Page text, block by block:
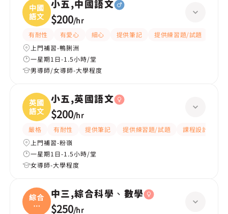
中國
語文
小五,中國語文
$200/hr
有耐性 有愛心 細心 提供筆記 提供練習題/試題
上門補習-鴨脷洲
一星期1日-1.5小時/堂
男導師/女導師-大學程度
英國
語文
小五,英國語文
$200/hr
嚴格 有耐性 提供筆記 提供練習題/試題 課程設計
上門補習-粉嶺
一星期1日-1.5小時/堂
女導師-大學程度
綜合
科
中三,綜合科學、數學
$250/hr